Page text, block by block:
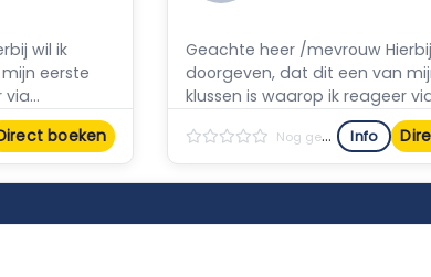
wil ik
eerste
boeken
Geachte heer /mevrouw
doorgeven, dat dit een van
klussen is waarop ik reageer
Nog geen reviews Info